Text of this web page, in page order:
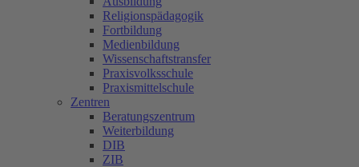
Religionspädagogik
Fortbildung
Medienbildung
Wissenschaftstransfer
Praxisvolksschule
Praxismittelschule
Zentren
Beratungszentrum
Weiterbildung
DIB
ZIB